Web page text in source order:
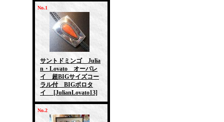
No.1
サントドミンゴ Julia
n・Lovato オーバレ
イ 超BIGサイズコー
ラル付 BIGボロタ
イ
[JulianLovato13]
No.2